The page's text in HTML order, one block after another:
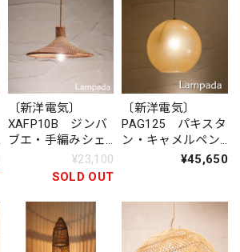
〔新洋電気〕
XAFP10B ジンバ
ブエ・手編みシェ
ード ペンダント
¥23,100
SOLD OUT
〔新洋電気〕
PAG125 パキスタ
ン・キャメルペン
ダントライト¥45,650